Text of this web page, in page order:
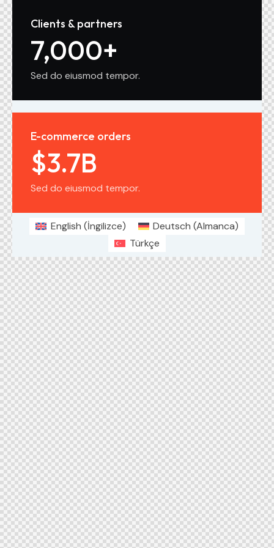
Clients & partners
7,000+
Sed do eiusmod tempor.
E-commerce orders
$3.7B
Sed do eiusmod tempor.
English (İngilizce) Deutsch (Almanca)
Türkçe